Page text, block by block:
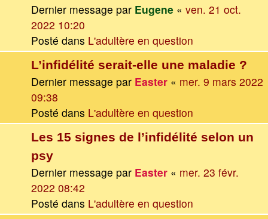
Dernier message par Eugene « ven. 21 oct.
2022 10:20
Posté dans L'adultère en question
L’infidélité serait-elle une maladie ?
Dernier message par Easter « mer. 9 mars 2022
09:38
Posté dans L'adultère en question
Les 15 signes de l’infidélité selon un
psy
Dernier message par Easter « mer. 23 févr.
2022 08:42
Posté dans L'adultère en question